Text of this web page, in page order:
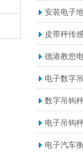
安装电子
皮带秤传
德港教您
电子数字
数字吊钩
电子吊钩
电子汽车